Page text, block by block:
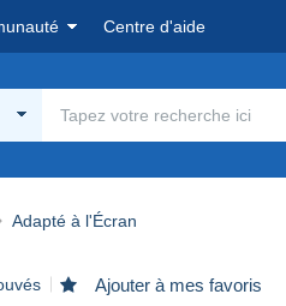
Centre d'aide
Adapté à l'Écran
Ajouter à mes favoris